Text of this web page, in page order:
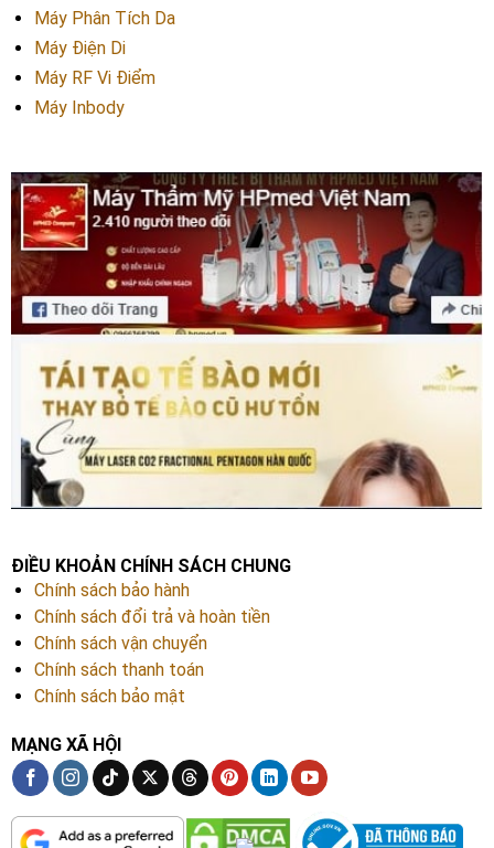
Máy Phân Tích Da
Máy Điện Di
Máy RF Vi Điểm
Máy Inbody
ĐIỀU KHOẢN CHÍNH SÁCH CHUNG
Chính sách bảo hành
Chính sách đổi trả và hoàn tiền
Chính sách vận chuyển
Chính sách thanh toán
Chính sách bảo mật
MẠNG XÃ HỘI